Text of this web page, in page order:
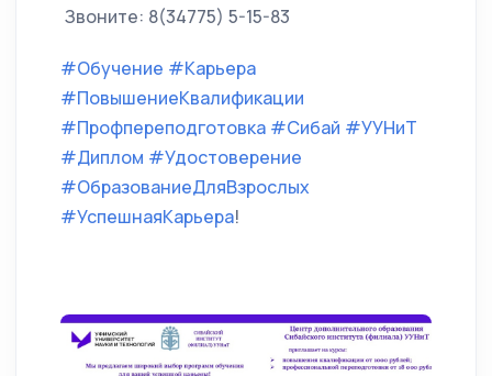
Звоните: 8(34775) 5-15-83
#Обучение #Карьера
#ПовышениеКвалификации
#Профпереподготовка #Сибай #УУНиТ
#Диплом #Удостоверение
#ОбразованиеДляВзрослых
#УспешнаяКарьера!